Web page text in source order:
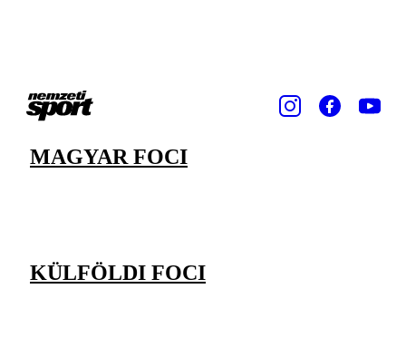
MAGYAR FOCI
KÜLFÖLDI FOCI